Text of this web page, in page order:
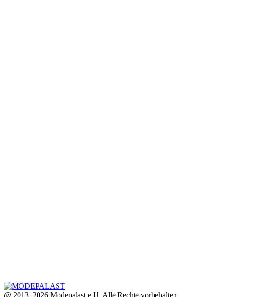
@ 2013–2026 Modepalast e.U. Alle Rechte vorbehalten.